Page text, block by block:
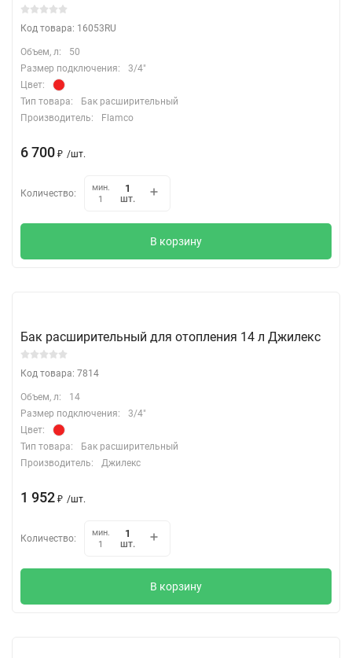
Код товара: 16053RU
Объем, л:
50
Размер подключения:
3/4"
Цвет:
Тип товара:
Бак расширительный
Производитель:
Flamco
6 700 ₽ /шт.
Количество:
мин.
1
шт.
В корзину
Бак расширительный для отопления 14 л Джилекс
Код товара: 7814
Объем, л:
14
Размер подключения:
3/4"
Цвет:
Тип товара:
Бак расширительный
Производитель:
Джилекс
1 952 ₽ /шт.
Количество:
мин.
1
шт.
В корзину